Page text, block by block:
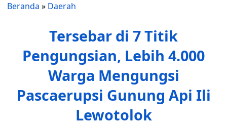
Beranda » Daerah
Tersebar di 7 Titik
Pengungsian, Lebih 4.000
Warga Mengungsi
Pascaerupsi Gunung Api Ili
Lewotolok